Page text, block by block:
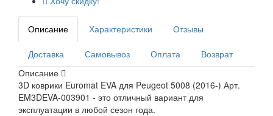
Описание Характеристики Отзывы
Доставка Самовывоз Оплата
Возврат
Описание
3D коврики Euromat EVA для Peugeot 5008 (2016-) Арт.
EM3DEVA-003901 - это отличный вариант для
эксплуатации в любой сезон года.